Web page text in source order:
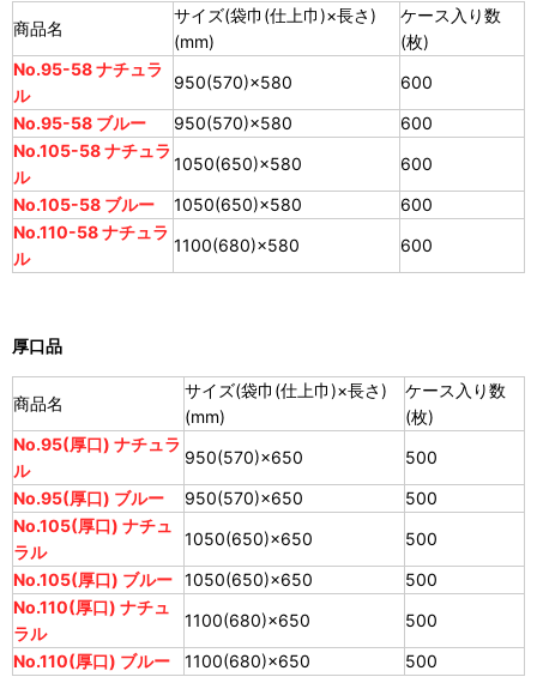
商品名
サイズ(袋巾(仕上巾)×長さ)
(mm)
ケース入り数
(枚)
No.95-58 ナチュラ
ル
950(570)×580
600
No.95-58 ブルー
950(570)×580
600
No.105-58 ナチュラ
ル
1050(650)×580
600
No.105-58 ブルー
1050(650)×580
600
No.110-58 ナチュラ
ル
1100(680)×580 600
厚口品
商品名
サイズ(袋巾(仕上巾)×長さ)
(mm)
ケース入り数
(枚)
No.95(厚口) ナチュラ
ル
950(570)×650
500
No.95(厚口) ブルー
950(570)×650
500
No.105(厚口) ナチュ
ラル
1050(650)×650
500
No.105(厚口) ブルー 1050(650)×650
500
No.110(厚口) ナチュ
ラル
1100(680)×650
500
No.110(厚口) ブルー
1100(680)×650 500